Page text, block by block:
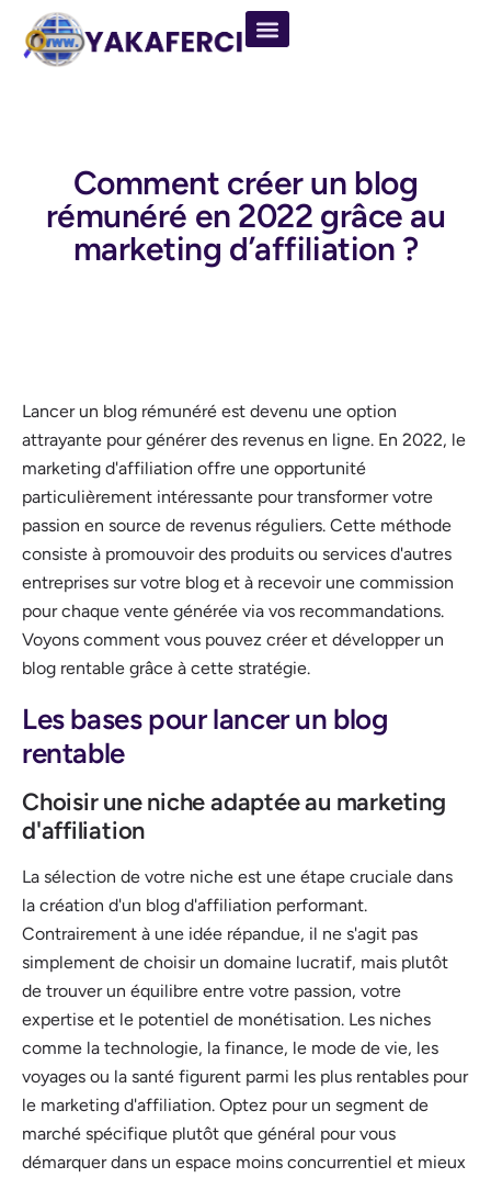
Comment créer un blog
rémunéré en 2022 grâce au
marketing d’affiliation ?
Lancer un blog rémunéré est devenu une option
attrayante pour générer des revenus en ligne. En 2022, le
marketing d'affiliation offre une opportunité
particulièrement intéressante pour transformer votre
passion en source de revenus réguliers. Cette méthode
consiste à promouvoir des produits ou services d'autres
entreprises sur votre blog et à recevoir une commission
pour chaque vente générée via vos recommandations.
Voyons comment vous pouvez créer et développer un
blog rentable grâce à cette stratégie.
Les bases pour lancer un blog
rentable
Choisir une niche adaptée au marketing
d'affiliation
La sélection de votre niche est une étape cruciale dans
la création d'un blog d'affiliation performant.
Contrairement à une idée répandue, il ne s'agit pas
simplement de choisir un domaine lucratif, mais plutôt
de trouver un équilibre entre votre passion, votre
expertise et le potentiel de monétisation. Les niches
comme la technologie, la finance, le mode de vie, les
voyages ou la santé figurent parmi les plus rentables pour
le marketing d'affiliation. Optez pour un segment de
marché spécifique plutôt que général pour vous
démarquer dans un espace moins concurrentiel et mieux